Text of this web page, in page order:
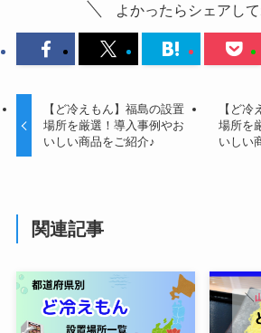
よかったらシェアして
【ど冷えもん】福島の設置
場所を厳選！導入事例やお
いしい商品をご紹介♪
【ど
場所を
いしい
関連記事